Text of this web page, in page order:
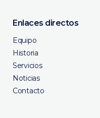
Enlaces directos
Equipo
Historia
Servicios
Noticias
Contacto